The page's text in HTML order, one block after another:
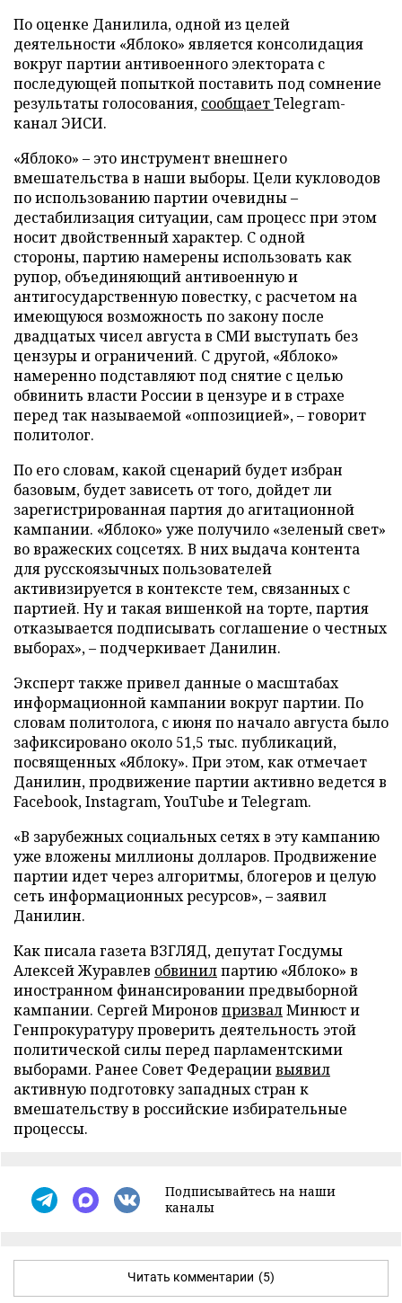
По оценке Данилила, одной из целей
деятельности «Яблоко» является консолидация
вокруг партии антивоенного электората с
последующей попыткой поставить под сомнение
результаты голосования, сообщаетTelegram-
канал ЭИСИ.
«Яблоко» – это инструмент внешнего
вмешательства в наши выборы. Цели кукловодов
по использованию партии очевидны –
дестабилизация ситуации, сам процесс при этом
носит двойственный характер. С одной
стороны, партию намерены использовать как
рупор, объединяющий антивоенную и
антигосударственную повестку, с расчетом на
имеющуюся возможность по закону после
двадцатых чисел августа в СМИ выступать без
цензуры и ограничений. С другой, «Яблоко»
намеренно подставляют под снятие с целью
обвинить власти России в цензуре и в страхе
перед так называемой «оппозицией», – говорит
политолог.
По его словам, какой сценарий будет избран
базовым, будет зависеть от того, дойдет ли
зарегистрированная партия до агитационной
кампании. «Яблоко» уже получило «зеленый свет»
во вражеских соцсетях. В них выдача контента
для русскоязычных пользователей
активизируется в контексте тем, связанных с
партией. Ну и такая вишенкой на торте, партия
отказывается подписывать соглашение о честных
выборах», – подчеркивает Данилин.
Эксперт также привел данные о масштабах
информационной кампании вокруг партии. По
словам политолога, с июня по начало августа было
зафиксировано около 51,5 тыс. публикаций,
посвященных «Яблоку». При этом, как отмечает
Данилин, продвижение партии активно ведется в
Facebook, Instagram, YouTube и Telegram.
«В зарубежных социальных сетях в эту кампанию
уже вложены миллионы долларов. Продвижение
партии идет через алгоритмы, блогеров и целую
сеть информационных ресурсов», – заявил
Данилин.
Как писала газета ВЗГЛЯД, депутат Госдумы
Алексей Журавлев обвинилпартию «Яблоко» в
иностранном финансировании предвыборной
кампании. Сергей Миронов призвалМинюст и
Генпрокуратуру проверить деятельность этой
политической силы перед парламентскими
выборами. Ранее Совет Федерациивыявил
активную подготовку западных стран к
вмешательству в российские избирательные
процессы.
Подписывайтесь на наши
каналы
Читать комментарии (5)